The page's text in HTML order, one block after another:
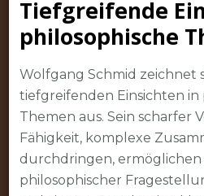
Tiefgreifende
philosophische
Wolfgang Schmid zeichnet
tiefgreifenden Einsichten in
Themen aus. Sein scharfer
Fähigkeit, komplexe
durchdringen, ermöglichen
philosophischer